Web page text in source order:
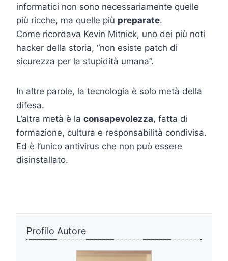
informatici non sono necessariamente quelle
più ricche, ma quelle più preparate.
Come ricordava Kevin Mitnick, uno dei più noti
hacker della storia, “non esiste patch di
sicurezza per la stupidità umana”.
In altre parole, la tecnologia è solo metà della
difesa.
L’altra metà è la consapevolezza, fatta di
formazione, cultura e responsabilità condivisa.
Ed è l’unico antivirus che non può essere
disinstallato.
Profilo Autore